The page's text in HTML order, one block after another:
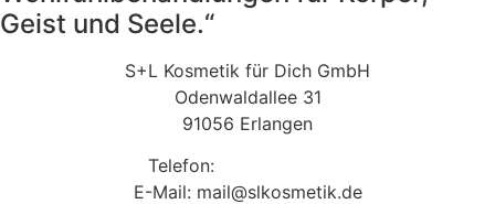
Geist und Seele.“
S+L Kosmetik für Dich GmbH
Odenwaldallee 31
91056 Erlangen
Telefon:
E-Mail: mail@slkosmetik.de